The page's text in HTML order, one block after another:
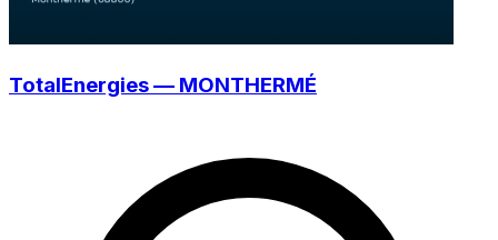
TotalEnergies — MONTHERMÉ